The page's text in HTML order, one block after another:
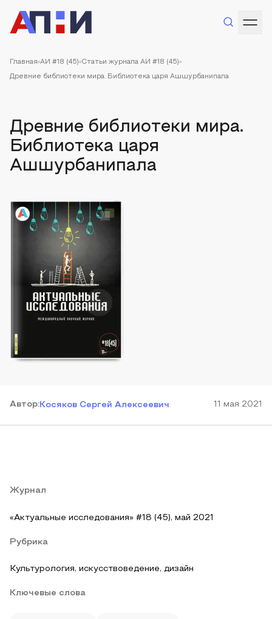
Главная АИ #18 (45) Статьи журнала АИ #18 (45)
Древние библиотеки мира. Библиотека царя Ашшурбанипала
Древние библиотеки мира.
Библиотека царя
Ашшурбанипала
Автор:Косяков Сергей Алексеевич 11 мая 2021
Журнал
«Актуальные исследования» #18 (45), май 2021
Рубрика
Культурология, искусствоведение, дизайн
Ключевые слова